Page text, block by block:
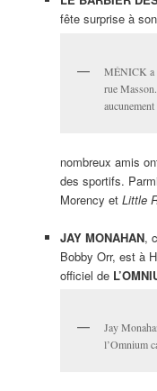
fête surprise à
MÉNICK a
rue
nombreux amis
des sportifs.
Morency et Little
JAY MONAHAN,
Bobby Orr, est à
officiel de
Jay
l’Omnium